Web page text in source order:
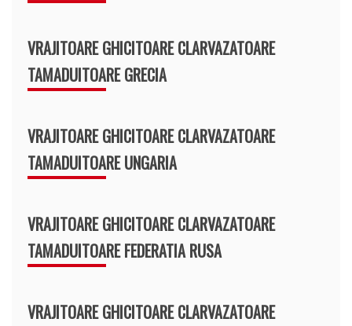
VRAJITOARE GHICITOARE CLARVAZATOARE
TAMADUITOARE GRECIA
VRAJITOARE GHICITOARE CLARVAZATOARE
TAMADUITOARE UNGARIA
VRAJITOARE GHICITOARE CLARVAZATOARE
TAMADUITOARE FEDERATIA RUSA
VRAJITOARE GHICITOARE CLARVAZATOARE